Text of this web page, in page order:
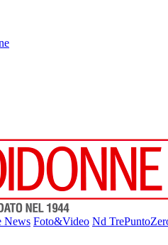
News Foto&Video Nd